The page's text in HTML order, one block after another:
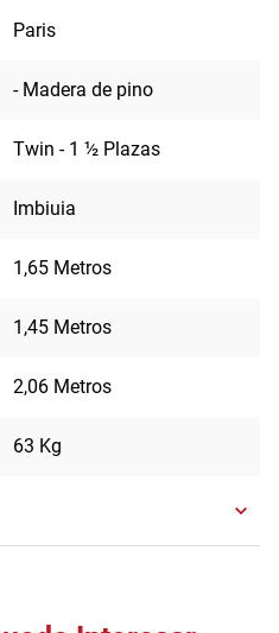
Paris
- Madera de pino
Twin - 1 ½ Plazas
Imbiuia
1,65 Metros
1,45 Metros
2,06 Metros
63 Kg